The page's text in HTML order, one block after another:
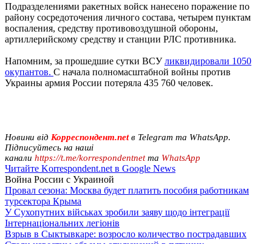
Подразделениями ракетных войск нанесено поражение по
району сосредоточения личного состава, четырем пунктам
воспаления, средству противовоздушной обороны,
артиллерийскому средству и станции РЛС противника.
Напомним, за прошедшие сутки ВСУликвидировали 1050
окупантов. С начала полномасштабной войны против
Украины армия России потеряла 435 760 человек.
Новини від Корреспондент.netв Telegram та WhatsApp.
Підписуйтесь на наші
канали https://t.me/korrespondentnetта WhatsApp
Читайте Korrespondent.net в Google News
Война России с Украиной
Провал сезона: Москва будет платить пособия работникам
турсектора Крыма
У Сухопутних військах зробили заяву щодо інтеграції
Інтернаціональних легіонів
Взрыв в Сыктывкаре: возросло количество пострадавших